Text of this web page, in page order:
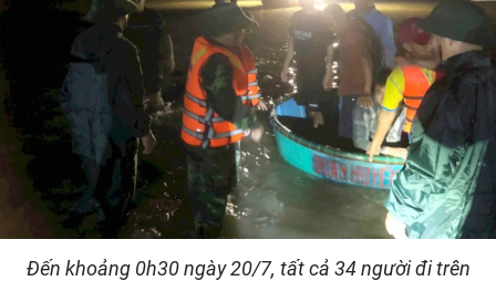
Đến khoảng 0h30 ngày 20/7, tất cả 34 người đi trên